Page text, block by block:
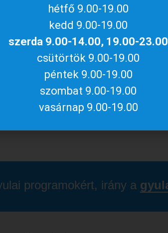
látogatóink és az érkező csoportok
részére is):
megváltásakor valamilyen
programokért, irány a
hétfő 9.00-19.00
kedd 9.00-19.00
szerda 9.00-14.00, 19.00-23.00
csütörtök 9.00-19.00
péntek 9.00-19.00
szombat 9.00-19.00
vasárnap 9.00-19.00